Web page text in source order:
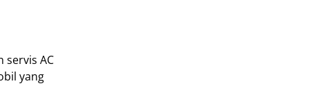
servis AC
yang